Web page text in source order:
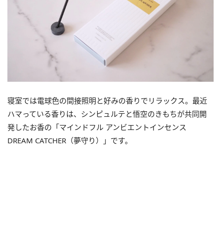
寝室では電球色の間接照明と好みの香りでリラックス。最近
ハマっている香りは、シンピュルテと悟空のきもちが共同開
発したお香の「マインドフル アンビエントインセンス
DREAM CATCHER（夢守り）」です。